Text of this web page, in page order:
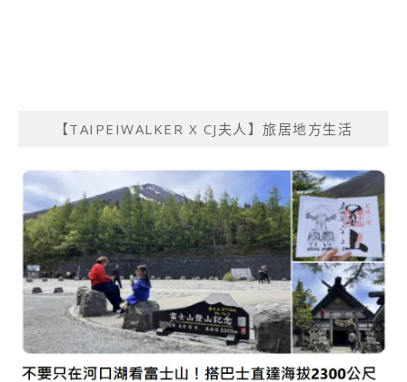
【TAIPEIWALKER X CJ夫人】旅居地方生活